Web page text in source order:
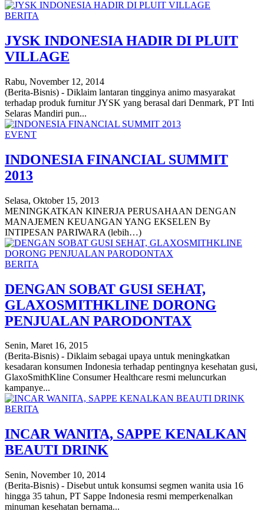
BERITA
JYSK INDONESIA HADIR DI PLUIT
VILLAGE
Rabu, November 12, 2014
(Berita-Bisnis) - Diklaim lantaran tingginya animo masyarakat
terhadap produk furnitur JYSK yang berasal dari Denmark, PT Inti
Selaras Mandiri pun...
EVENT
INDONESIA FINANCIAL SUMMIT
2013
Selasa, Oktober 15, 2013
MENINGKATKAN KINERJA PERUSAHAAN DENGAN
MANAJEMEN KEUANGAN YANG EKSELEN By
INTIPESAN PARIWARA (lebih…)
BERITA
DENGAN SOBAT GUSI SEHAT,
GLAXOSMITHKLINE DORONG
PENJUALAN PARODONTAX
Senin, Maret 16, 2015
(Berita-Bisnis) - Diklaim sebagai upaya untuk meningkatkan
kesadaran konsumen Indonesia terhadap pentingnya kesehatan gusi,
GlaxoSmithKline Consumer Healthcare resmi meluncurkan
kampanye...
BERITA
INCAR WANITA, SAPPE KENALKAN
BEAUTI DRINK
Senin, November 10, 2014
(Berita-Bisnis) - Disebut untuk konsumsi segmen wanita usia 16
hingga 35 tahun, PT Sappe Indonesia resmi memperkenalkan
minuman kesehatan bernama...